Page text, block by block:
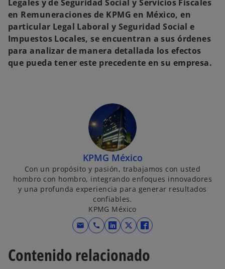
Legales y de Seguridad Social y Servicios Fiscales
en Remuneraciones de KPMG en México, en
particular Legal Laboral y Seguridad Social e
Impuestos Locales, se encuentran a sus órdenes
para analizar de manera detallada los efectos
que pueda tener este precedente en su empresa.
KPMG México
Con un propósito y pasión, trabajamos con usted
hombro con hombro, integrando enfoques innovadores
y una profunda experiencia para generar resultados
confiables.
KPMG México
mail call
s
a
s
a
s
a
Contenido relacionado